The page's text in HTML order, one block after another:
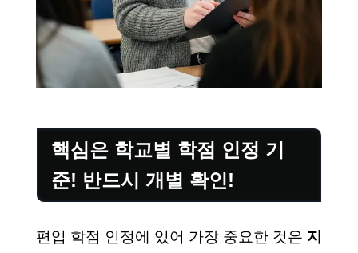
핵심은 학교별 학점 인정 기
준! 반드시 개별 확인!
편입 학점 인정에 있어 가장 중요한 것은 지